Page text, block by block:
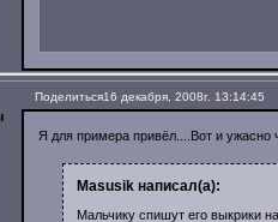
Поделиться16 декабря, 2008г. 13:14:45
Я для примера привёл....Вот и ужасно
Masusik написал(а):
Мальчику спишут его выкрики